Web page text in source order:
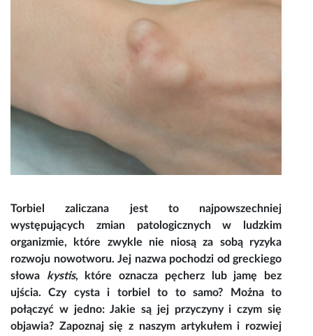
Torbielzaliczana jest to najpowszechniej
występujących zmian patologicznych w ludzkim
organizmie, które zwykle nie niosą za sobą ryzyka
rozwoju nowotworu. Jej nazwa pochodzi od greckiego
słowa kystis, które oznacza pęcherz lub jamę bez
ujścia.Czy cysta i torbiel to to samo? Można to
połączyć w jedno: Jakie są jej przyczyny i czym się
objawia? Zapoznaj się z naszym artykułem i rozwiej